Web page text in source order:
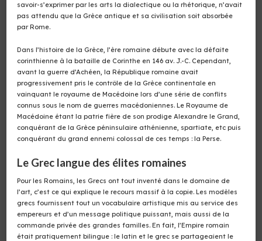
savoir-s’exprimer par les arts la dialectique ou la rhétorique, n’avait
pas attendu que la Grèce antique et sa civilisation soit absorbée
par Rome.
Dans l’histoire de la Grèce, l’ère romaine débute avec la défaite
corinthienne à la bataille de Corinthe en 146 av. J.-C. Cependant,
avant la guerre d’Achéen, la République romaine avait
progressivement pris le contrôle de la Grèce continentale en
vainquant le royaume de Macédoine lors d’une série de conflits
connus sous le nom de guerres macédoniennes. Le Royaume de
Macédoine étant la patrie fière de son prodige Alexandre le Grand,
conquérant de la Grèce péninsulaire athénienne, spartiate, etc puis
conquérant du grand ennemi colossal de ces temps : la Perse.
Le Grec langue des élites romaines
Pour les Romains, les Grecs ont tout inventé dans le domaine de
l’art, c’est ce qui explique le recours massif à la copie. Les modèles
grecs fournissent tout un vocabulaire artistique mis au service des
empereurs et d’un message politique puissant, mais aussi de la
commande privée des grandes familles. En fait, l’Empire romain
était pratiquement bilingue : le latin et le grec se partageaient le